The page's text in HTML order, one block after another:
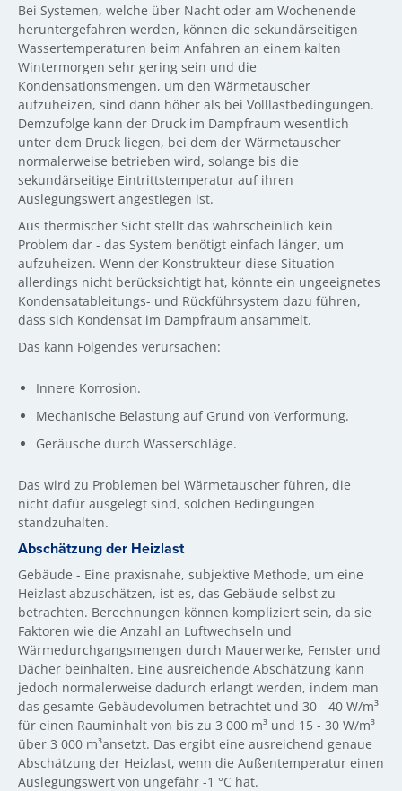
Bei Systemen, welche über Nacht oder am Wochenende
heruntergefahren werden, können die sekundärseitigen
Wassertemperaturen beim Anfahren an einem kalten
Wintermorgen sehr gering sein und die
Kondensationsmengen, um den Wärmetauscher
aufzuheizen, sind dann höher als bei Volllastbedingungen.
Demzufolge kann der Druck im Dampfraum wesentlich
unter dem Druck liegen, bei dem der Wärmetauscher
normalerweise betrieben wird, solange bis die
sekundärseitige Eintrittstemperatur auf ihren
Auslegungswert angestiegen ist.
Aus thermischer Sicht stellt das wahrscheinlich kein
Problem dar - das System benötigt einfach länger, um
aufzuheizen. Wenn der Konstrukteur diese Situation
allerdings nicht berücksichtigt hat, könnte ein ungeeignetes
Kondensatableitungs- und Rückführsystem dazu führen,
dass sich Kondensat im Dampfraum ansammelt.
Das kann Folgendes verursachen:
Innere Korrosion.
Mechanische Belastung auf Grund von Verformung.
Geräusche durch Wasserschläge.
Das wird zu Problemen bei Wärmetauscher führen, die
nicht dafür ausgelegt sind, solchen Bedingungen
standzuhalten.
Abschätzung der Heizlast
Gebäude - Eine praxisnahe, subjektive Methode, um eine
Heizlast abzuschätzen, ist es, das Gebäude selbst zu
betrachten. Berechnungen können kompliziert sein, da sie
Faktoren wie die Anzahl an Luftwechseln und
Wärmedurchgangsmengen durch Mauerwerke, Fenster und
Dächer beinhalten. Eine ausreichende Abschätzung kann
jedoch normalerweise dadurch erlangt werden, indem man
das gesamte Gebäudevolumen betrachtet und 30 - 40 W/m³
für einen Rauminhalt von bis zu 3 000 m³ und 15 - 30 W/m³
über 3 000 m³ansetzt. Das ergibt eine ausreichend genaue
Abschätzung der Heizlast, wenn die Außentemperatur einen
Auslegungswert von ungefähr -1 °C hat.